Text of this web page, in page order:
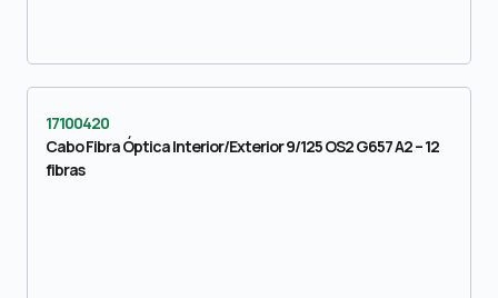
17100420
Cabo Fibra Óptica Interior/Exterior 9/125 OS2 G657 A2 – 12
fibras